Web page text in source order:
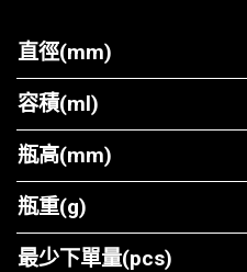
直徑(mm)
容積(ml)
瓶高(mm)
瓶重(g)
最少下單量(pcs)